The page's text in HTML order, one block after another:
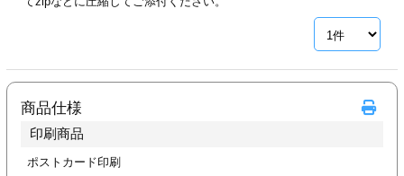
印刷
印刷
リーブ
商品仕様
印刷商品
ポストカード印刷